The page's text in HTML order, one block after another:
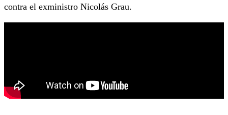
contra el exministro Nicolás Grau.